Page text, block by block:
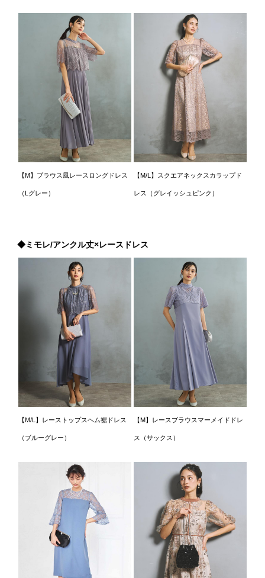
【M】ブラウス風レースロングドレス
（Lグレー）
【M/L】スクエアネックスカラップド
レス（グレイッシュピンク）
◆ミモレ/アンクル丈×レースドレス
【M/L】レーストップスヘム裾ドレス
（ブルーグレー）
【M】レースブラウスマーメイドドレ
ス（サックス）